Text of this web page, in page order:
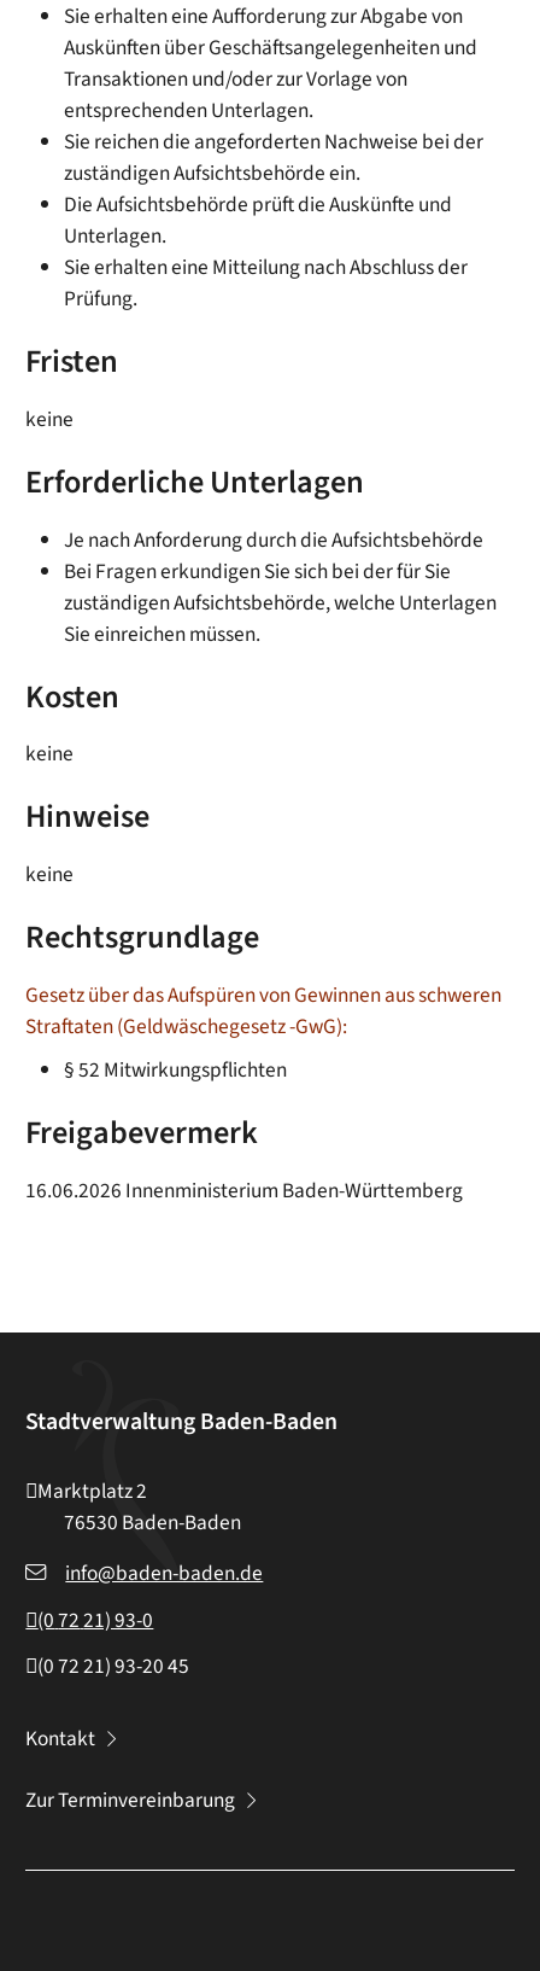
Sie erhalten eine Aufforderung zur Abgabe von
Auskünften über Geschäftsangelegenheiten und
Transaktionen und/oder zur Vorlage von
entsprechenden Unterlagen.
Sie reichen die angeforderten Nachweise bei der
zuständigen Aufsichtsbehörde ein.
Die Aufsichtsbehörde prüft die Auskünfte und
Unterlagen.
Sie erhalten eine Mitteilung nach Abschluss der
Prüfung.
Fristen
keine
Erforderliche Unterlagen
Je nach Anforderung durch die Aufsichtsbehörde
Bei Fragen erkundigen Sie sich bei der für Sie
zuständigen Aufsichtsbehörde, welche Unterlagen
Sie einreichen müssen.
Kosten
keine
Hinweise
keine
Rechtsgrundlage
Gesetz über das Aufspüren von Gewinnen aus schweren
Straftaten (Geldwäschegesetz -GwG):
§ 52 Mitwirkungspflichten
Freigabevermerk
16.06.2026 Innenministerium Baden-Württemberg
Stadtverwaltung Baden-Baden
Marktplatz 2
76530 Baden-Baden
info@baden-baden.de
(07221) 93-0
(07221) 93-2045
Kontakt
Zur Terminvereinbarung